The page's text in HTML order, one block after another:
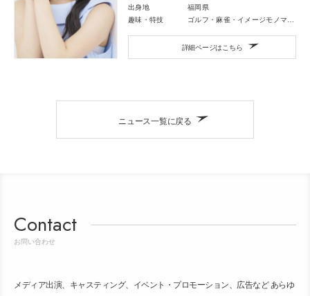
出身地
福岡県
趣味・特技
ゴルフ・麻雀・イメージモノマネ ・顔芸（ハンガー・トリ）・ゲーム実況
詳細ページはこちら
ニュース一覧に戻る
Contact
お問い合わせ
メディア出演、キャスティング、イベント・プロモーション、広告など あらゆ